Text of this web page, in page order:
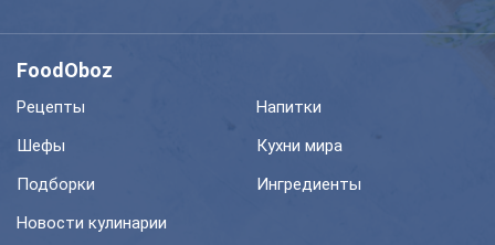
FoodOboz
Рецепты
Напитки
Шефы
Кухни мира
Подборки
Ингредиенты
Новости кулинарии